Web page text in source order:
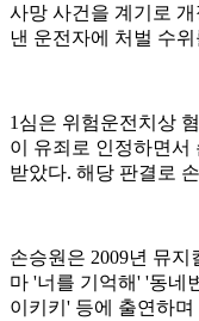
사망 사건을 계기로
낸 운전자에 처벌 수
1심은 위험운전치상
이 유죄로 인정하면서
받았다. 해당 판결로
손승원은 2009년 뮤
마 '너를 기억해' '동네
이키키' 등에 출연하